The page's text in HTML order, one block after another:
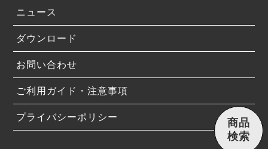
ニュース
ダウンロード
お問い合わせ
ご利用ガイド・注意事項
プライバシーポリシー
商品
検索